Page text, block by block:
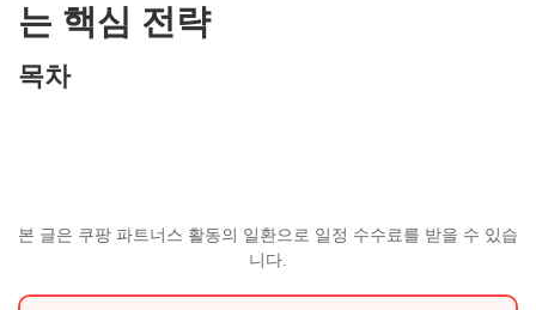
는 핵심 전략
목차
본 글은 쿠팡 파트너스 활동의 일환으로 일정 수수료를 받을 수 있습
니다.